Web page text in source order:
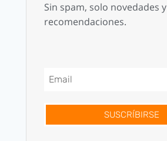
Sin spam, solo novedades y
recomendaciones.
SUSCRÍBIRSE